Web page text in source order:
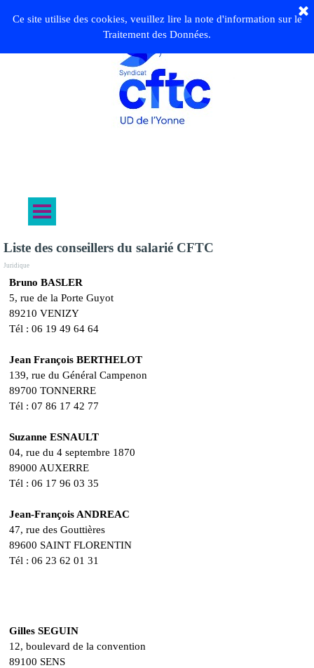
Ce site utilise des cookies, veuillez lire la note d'information sur le
Traitement des Données.
Liste des conseillers du salarié CFTC
Juridique
Bruno BASLER
5, rue de la Porte Guyot
89210 VENIZY
Tél : 06 19 49 64 64
Jean François BERTHELOT
139, rue du Général Campenon
89700 TONNERRE
Tél : 07 86 17 42 77
Suzanne ESNAULT
04, rue du 4 septembre 1870
89000 AUXERRE
Tél : 06 17 96 03 35
Jean-François ANDREAC
47, rue des Gouttières
89600 SAINT FLORENTIN
Tél : 06 23 62 01 31
Gilles SEGUIN
12, boulevard de la convention
89100 SENS